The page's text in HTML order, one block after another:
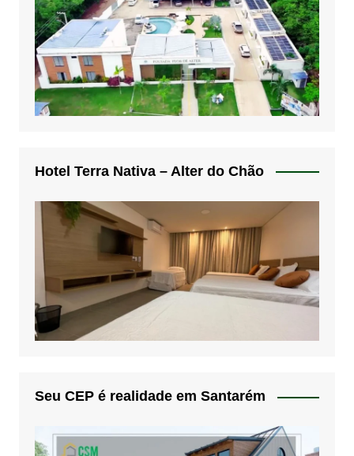
Hotel Terra Nativa – Alter do Chão
Seu CEP é realidade em Santarém